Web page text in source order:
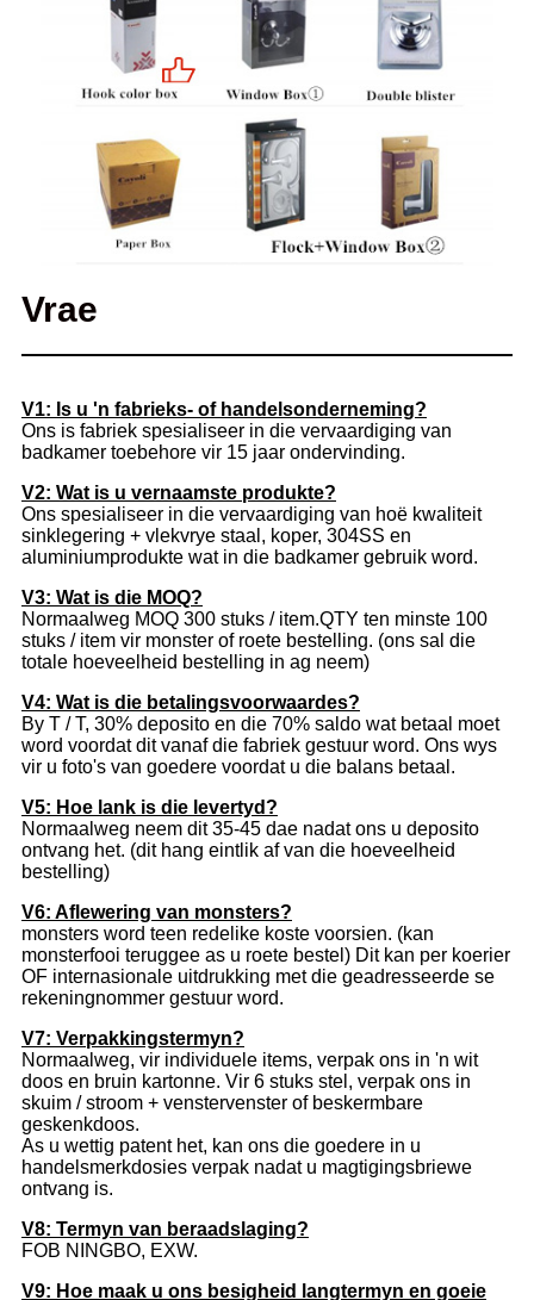
Vrae
V1: Is u 'n fabrieks- of handelsonderneming?
Ons is fabriek spesialiseer in die vervaardiging van
badkamer toebehore vir 15 jaar ondervinding.
V2: Wat is u vernaamste produkte?
Ons spesialiseer in die vervaardiging van hoë kwaliteit
sinklegering + vlekvrye staal, koper, 304SS en
aluminiumprodukte wat in die badkamer gebruik word.
V3: Wat is die MOQ?
Normaalweg MOQ 300 stuks / item.QTY ten minste 100
stuks / item vir monster of roete bestelling. (ons sal die
totale hoeveelheid bestelling in ag neem)
V4: Wat is die betalingsvoorwaardes?
By T / T, 30% deposito en die 70% saldo wat betaal moet
word voordat dit vanaf die fabriek gestuur word. Ons wys
vir u foto's van goedere voordat u die balans betaal.
V5: Hoe lank is die levertyd?
Normaalweg neem dit 35-45 dae nadat ons u deposito
ontvang het. (dit hang eintlik af van die hoeveelheid
bestelling)
V6: Aflewering van monsters?
monsters word teen redelike koste voorsien. (kan
monsterfooi teruggee as u roete bestel) Dit kan per koerier
OF internasionale uitdrukking met die geadresseerde se
rekeningnommer gestuur word.
V7: Verpakkingstermyn?
Normaalweg, vir individuele items, verpak ons ​​in 'n wit
doos en bruin kartonne. Vir 6 stuks stel, verpak ons ​​in
skuim / stroom + venstervenster of beskermbare
geskenkdoos.
As u wettig patent het, kan ons die goedere in u
handelsmerkdosies verpak nadat u magtigingsbriewe
ontvang is.
V8: Termyn van beraadslaging?
FOB NINGBO, EXW.
V9: Hoe maak u ons besigheid langtermyn en goeie